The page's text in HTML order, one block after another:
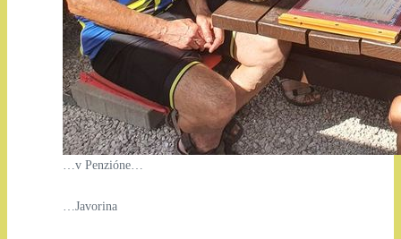
…v Penzióne…
…Javorina